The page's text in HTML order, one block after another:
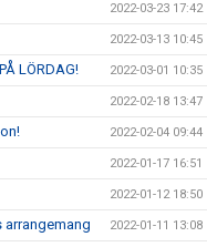
2022-03-23 17:42
2022-03-13 10:45
LÖRDAG! 2022-03-01 10:35
2022-02-18 13:47
2022-02-04 09:44
2022-01-17 16:51
2022-01-12 18:50
arrangemang 2022-01-11 13:08